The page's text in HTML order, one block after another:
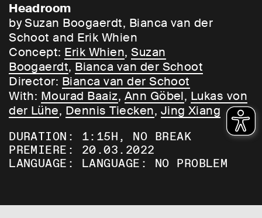
Unterbrochen von wiederkehrenden
Einbrüchen absoluter Dunkelheit setzen
sich scheinbar magisch immer neue
lebendige Bilder, Tableaux Vivants, aus
Alltagsgegenständen und unheimlich
wirkenden Figuren zusammen. Vertraute
Situationen, die immer surrealer anmuten,
erzählen so eine Geschichte, die sich erst
in der Wahrnehmung jeder*s Einzelnen
zusammensetzt. Der Raum zwischen
Beobachtung und Erzählung wird neu
Headroom
by Suzan Boogaerdt, Bianca van der
Schoot and Erik Whien
Concept: Erik Whien,Suzan
Boogaerdt, Bianca van der Schoot
Director: Bianca van der Schoot
With: Mourad Baaiz, Ann Göbel, Lukas von
der Lühe, Dennis Tiecken, Jing Xiang
DURATION: 1:15H, NO BREAK
PREMIERE: 20.03.2022
LANGUAGE: LANGUAGE: NO PROBLEM